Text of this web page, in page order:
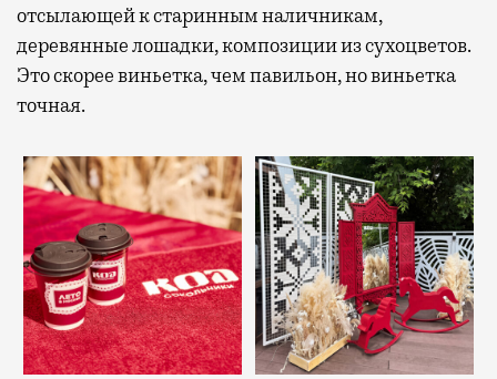
отсылающей к старинным наличникам,
деревянные лошадки, композиции из сухоцветов.
Это скорее виньетка, чем павильон, но виньетка
точная.